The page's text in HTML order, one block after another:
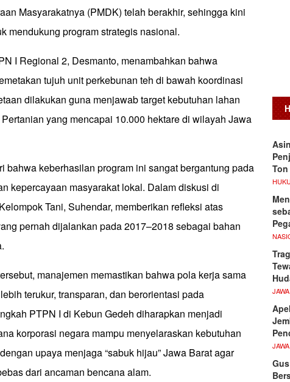
Masyarakatnya (PMDK) telah berakhir, sehingga kini
mendukung program strategis nasional.
I Regional 2, Desmanto, menambahkan bahwa
tujuh unit perkebunan teh di bawah koordinasi
dilakukan guna menjawab target kebutuhan lahan
yang mencapai 10.000 hektare di wilayah Jawa
bahwa keberhasilan program ini sangat bergantung pada
kepercayaan masyarakat lokal. Dalam diskusi di
Tani, Suhendar, memberikan refleksi atas
pernah dijalankan pada 2017–2018 sebagai bahan
manajemen memastikan bahwa pola kerja sama
terukur, transparan, dan berorientasi pada
PTPN I di Kebun Gedeh diharapkan menjadi
korporasi negara mampu menyelaraskan kebutuhan
upaya menjaga “sabuk hijau” Jawa Barat agar
dari ancaman bencana alam.